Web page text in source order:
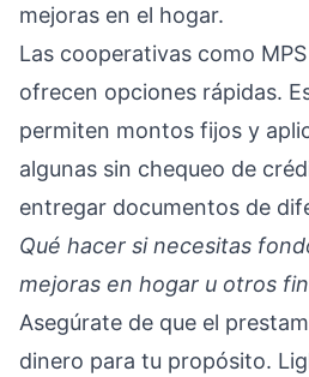
mejoras en el hogar.
Las cooperativas como
ofrecen opciones rápidas.
permiten montos fijos y
algunas sin chequeo de
entregar documentos de
Qué hacer si necesitas
mejoras en hogar u otros
Asegúrate de que el
dinero para tu propósito.